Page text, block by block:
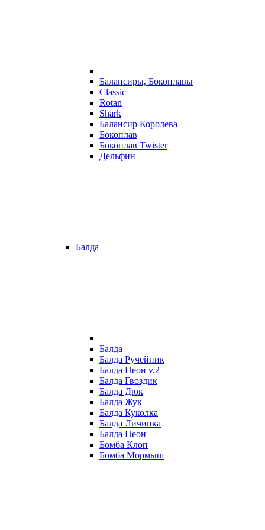
Балансиры, Бокоплавы
Classic
Rotan
Shark
Балансир Королева
Бокоплав
Бокоплав Twister
Дельфин
Балда
Балда
Балда Ручейник
Балда Неон v.2
Балда Гвоздик
Балда Дюк
Балда Жук
Балда Куколка
Балда Личинка
Балда Неон
Бомба Клоп
Бомба Мормыш